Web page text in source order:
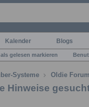
Kalender Blogs
gelesen markieren
Systeme Oldie Forum
Hinweise